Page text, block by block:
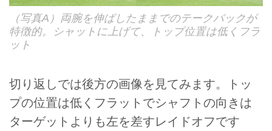
（写真A）両腕を伸ばしたままでのテークバックが
特徴的。シャットに上げて、トップ位置は低くフラ
ット
切り返しでは後方の画像を見てみます。トッ
プの位置は低くフラットでシャフトの向きは
ターゲットよりも左を差すレイドオフです